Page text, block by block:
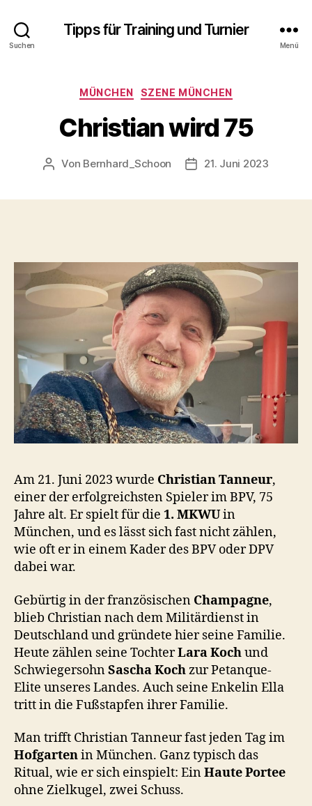
Suchen
Tipps für Training und Turnier
Menü
Kategorien
MÜNCHEN SZENE MÜNCHEN
Christian wird 75
Beitragsautor
Von Bernhard_Schoon Veröffentlichungsdatum
21. Juni 2023
Am 21. Juni 2023 wurde Christian Tanneur,
einer der erfolgreichsten Spieler im BPV, 75
Jahre alt. Er spielt für die 1. MKWUin
München, und es lässt sich fast nicht zählen,
wie oft er in einem Kader des BPV oder DPV
dabei war.
Gebürtig in der französischen Champagne,
blieb Christian nach dem Militärdienst in
Deutschland und gründete hier seine Familie.
Heute zählen seine TochterLara Kochund
SchwiegersohnSascha Kochzur Petanque-
Elite unseres Landes. Auch seine Enkelin Ella
tritt in die Fußstapfen ihrer Familie.
Man trifft Christian Tanneur fast jeden Tag im
Hofgartenin München. Ganz typisch das
Ritual, wie er sich einspielt: EinHaute Portee
ohne Zielkugel, zwei Schuss.